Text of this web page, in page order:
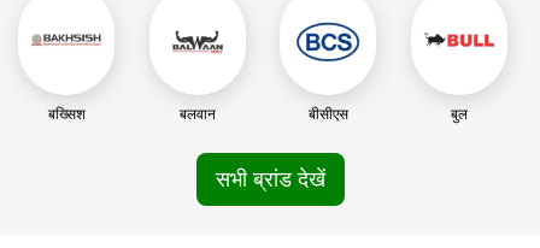
बख्सिश बलवान बीसीएस बुल
सभी ब्रांड देखें